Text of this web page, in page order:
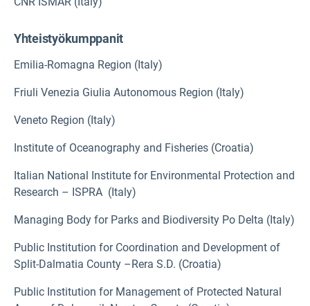
Yhteistyökumppanit
Emilia-Romagna Region (Italy)
Friuli Venezia Giulia Autonomous Region (Italy)
Veneto Region (Italy)
Institute of Oceanography and Fisheries (Croatia)
Italian National Institute for Environmental Protection and
Research – ISPRA (Italy)
Managing Body for Parks and Biodiversity Po Delta (Italy)
Public Institution for Coordination and Development of
Split-Dalmatia County –Rera S.D. (Croatia)
Public Institution for Management of Protected Natural